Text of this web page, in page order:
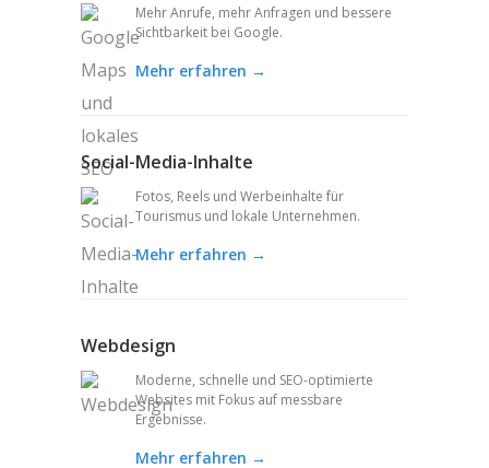
Mehr Anrufe, mehr Anfragen und bessere
Sichtbarkeit bei Google.
Mehr erfahren →
Social-Media-Inhalte
Fotos, Reels und Werbeinhalte für
Tourismus und lokale Unternehmen.
Mehr erfahren →
Webdesign
Moderne, schnelle und SEO-optimierte
Websites mit Fokus auf messbare
Ergebnisse.
Mehr erfahren →